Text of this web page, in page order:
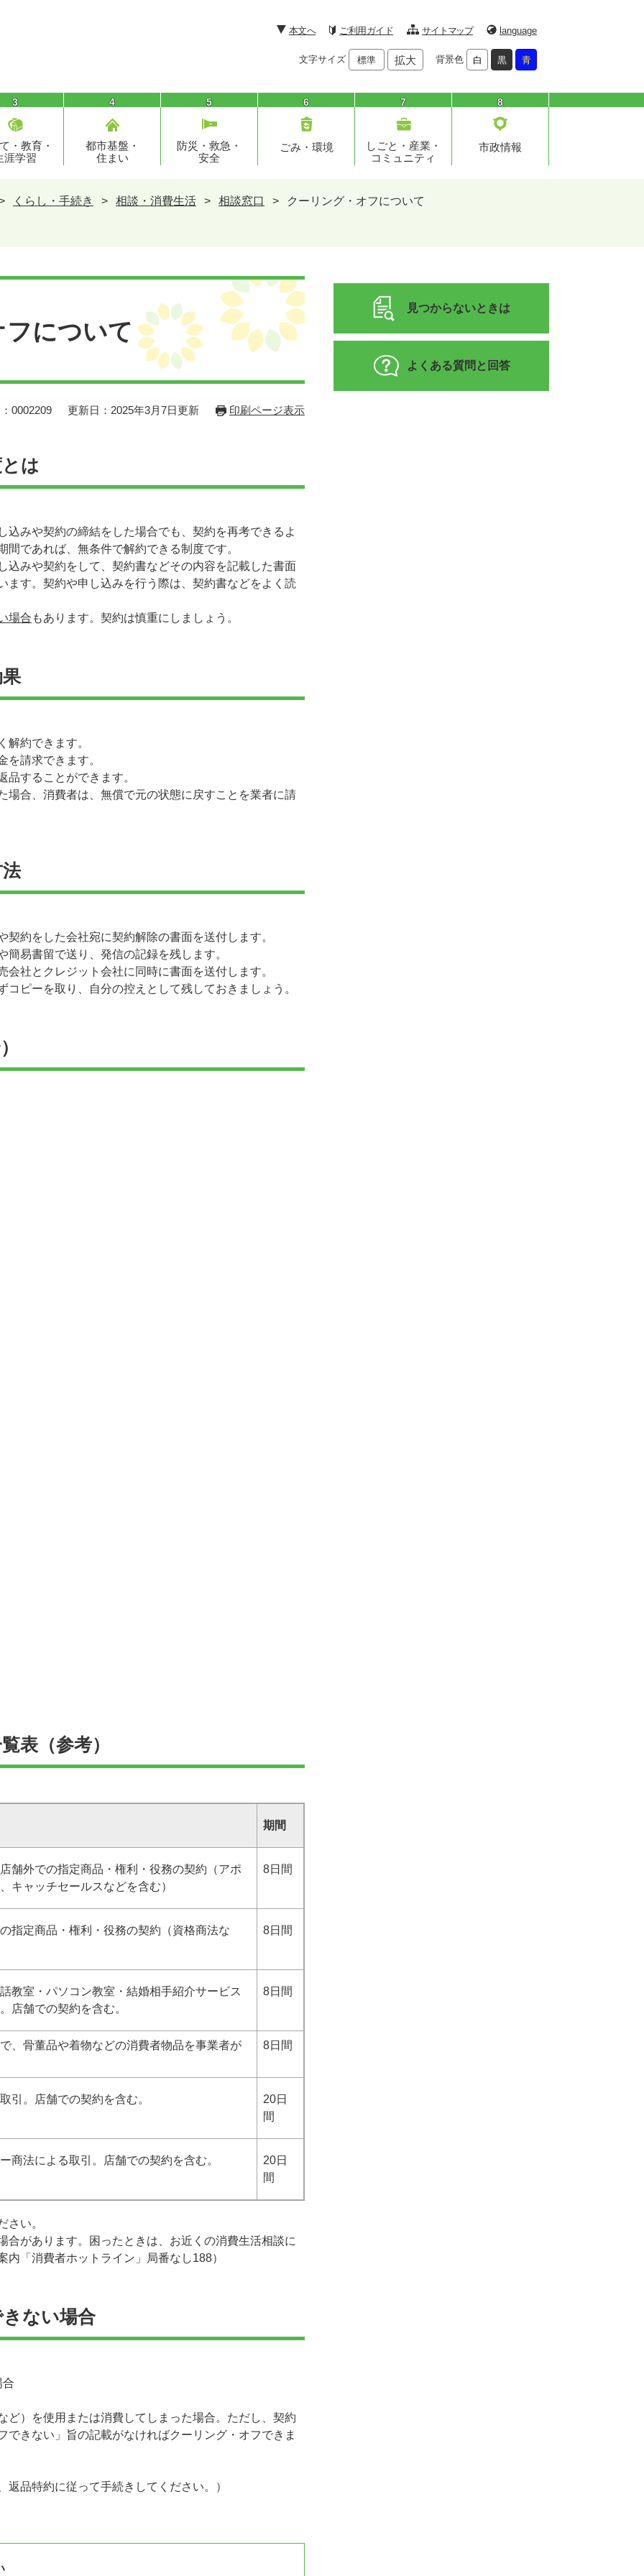
本文へ ご利用ガイド サイトマップ language
文字サイズ 標準 拡大 背景色 白 黒 青
3
・教育・
涯学習
4
都市基盤・
住まい
5
防災・救急・
安全
6
ごみ・環境
7
しごと・産業・
コミュニティ
8
市政情報
くらし・手続き > 相談・消費生活 > 相談窓口 > クーリング・オフについて
について
0002209 更新日：2025年3月7日更新 印刷ページ表示
は
込みや契約の締結をした場合でも、契約を再考できるよ
であれば、無条件で解約できる制度です。
込みや契約をして、契約書などその内容を記載した書面
ます。契約や申し込みを行う際は、契約書などをよく読
場合 もあります。契約は慎重にしましょう。
解約できます。
を請求できます。
品することができます。
場合、消費者は、無償で元の状態に戻すことを業者に請
契約をした会社宛に契約解除の書面を送付します。
易書留で送り、発信の記録を残します。
社とクレジット会社に同時に書面を送付します。
ピーを取り、自分の控えとして残しておきましょう。
表 （参考）
期間
舗外での指定商品・権利・役務の契約（アポ
キャッチセールスなどを含む）
8日間
指定商品・権利・役務の契約（資格商法な 8日間
教室・パソコン教室・結婚相手紹介サービス
店舗での契約を含む。
8日間
、骨董品や着物などの消費者物品を事業者が 8日間
引。店舗での契約を含む。
20日
間
商法による取引。店舗での契約を含む。
20日
間
さい。
合があります。困ったときは、お近くの消費生活相談に
「消費者ホットライン」局番なし188）
ない場合
合
ど）を使用または消費してしまった場合。ただし、契約
できない」旨の記載がなければクーリング・オフできま
品特約に従って手続きしてください。）
見つからないときは
よくある質問と回答